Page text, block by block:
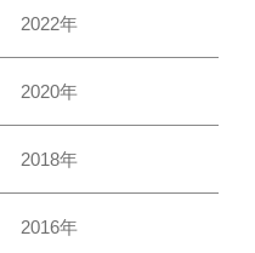
2022年
2020年
2018年
2016年